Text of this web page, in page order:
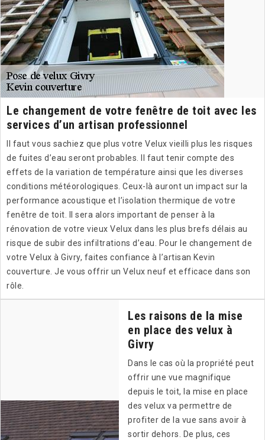
Le changement de votre fenêtre de toit avec les
services d’un artisan professionnel
Il faut vous sachiez que plus votre Velux vieilli plus les risques
de fuites d’eau seront probables. Il faut tenir compte des
effets de la variation de température ainsi que les diverses
conditions météorologiques. Ceux-là auront un impact sur la
performance acoustique et l’isolation thermique de votre
fenêtre de toit. Il sera alors important de penser à la
rénovation de votre vieux Velux dans les plus brefs délais au
risque de subir des infiltrations d’eau. Pour le changement de
votre Velux à Givry, faites confiance à l’artisan Kevin
couverture. Je vous offrir un Velux neuf et efficace dans son
rôle.
Les raisons de la mise
en place des velux à
Givry
Dans le cas où la propriété peut
offrir une vue magnifique
depuis le toit, la mise en place
des velux va permettre de
profiter de la vue sans avoir à
sortir dehors. De plus, ces